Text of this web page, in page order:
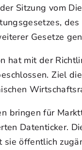
Sitzung vom
Gesetze
hat mit der
Ziel
bringen für
Datenticker.
sie öffentlich